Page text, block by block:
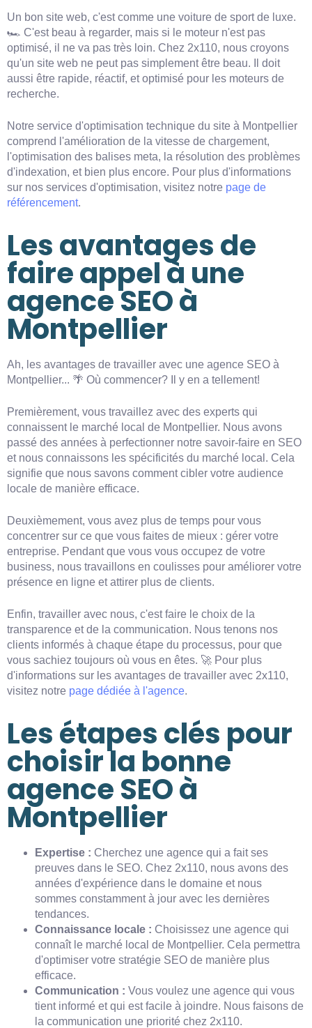
Un bon site web, c'est comme une voiture de sport de luxe.
🏎️ C'est beau à regarder, mais si le moteur n'est pas
optimisé, il ne va pas très loin. Chez 2x110, nous croyons
qu'un site web ne peut pas simplement être beau. Il doit
aussi être rapide, réactif, et optimisé pour les moteurs de
recherche.
Notre service d'optimisation technique du site à Montpellier
comprend l'amélioration de la vitesse de chargement,
l'optimisation des balises meta, la résolution des problèmes
d'indexation, et bien plus encore. Pour plus d'informations
sur nos services d'optimisation, visitez notre page de
référencement.
Les avantages de
faire appel à une
agence SEO à
Montpellier
Ah, les avantages de travailler avec une agence SEO à
Montpellier... 🌴 Où commencer? Il y en a tellement!
Premièrement, vous travaillez avec des experts qui
connaissent le marché local de Montpellier. Nous avons
passé des années à perfectionner notre savoir-faire en SEO
et nous connaissons les spécificités du marché local. Cela
signifie que nous savons comment cibler votre audience
locale de manière efficace.
Deuxièmement, vous avez plus de temps pour vous
concentrer sur ce que vous faites de mieux : gérer votre
entreprise. Pendant que vous vous occupez de votre
business, nous travaillons en coulisses pour améliorer votre
présence en ligne et attirer plus de clients.
Enfin, travailler avec nous, c'est faire le choix de la
transparence et de la communication. Nous tenons nos
clients informés à chaque étape du processus, pour que
vous sachiez toujours où vous en êtes. 🚀 Pour plus
d'informations sur les avantages de travailler avec 2x110,
visitez notre page dédiée à l'agence.
Les étapes clés pour
choisir la bonne
agence SEO à
Montpellier
Expertise : Cherchez une agence qui a fait ses
preuves dans le SEO. Chez 2x110, nous avons des
années d'expérience dans le domaine et nous
sommes constamment à jour avec les dernières
tendances.
Connaissance locale : Choisissez une agence qui
connaît le marché local de Montpellier. Cela permettra
d'optimiser votre stratégie SEO de manière plus
efficace.
Communication : Vous voulez une agence qui vous
tient informé et qui est facile à joindre. Nous faisons de
la communication une priorité chez 2x110.